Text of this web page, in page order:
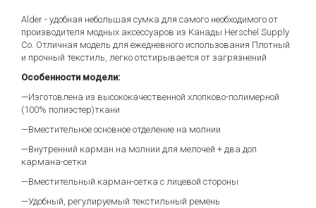
Alder - удобная небольшая сумка для самого необходимого от
производителя модных аксессуаров из Канады Herschel Supply
Co. Отличная модель для ежедневного использования Плотный
и прочный текстиль, легко отстирывается от загрязнений
Особенности модели:
—Изготовлена из высококачественной хлопково-полимерной
(100% полиэстер)ткани
—Вместительное основное отделение на молнии
—Внутренний карман на молнии для мелочей + два доп
кармана-сетки
—Вместительный карман-сетка с лицевой стороны
—Удобный, регулируемый текстильный ремень